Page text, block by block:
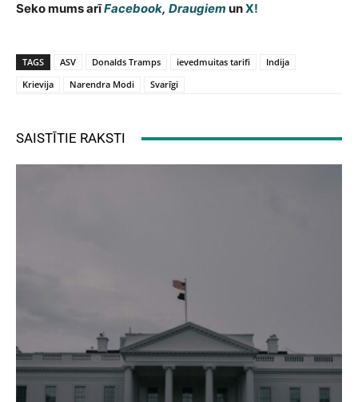
Seko mums arīFacebook, Draugiem unX!
TAGS ASV Donalds Tramps ievedmuitas tarifi
Indija
Krievija
Narendra Modi Svarīgi
SAISTĪTIE RAKSTI